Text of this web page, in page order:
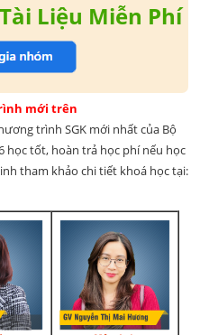
Liệu Miễn Phí
mới trên
trình SGK mới nhất của Bộ
học tốt, hoàn trả học phí nếu học
tham khảo chi tiết khoá học tại: